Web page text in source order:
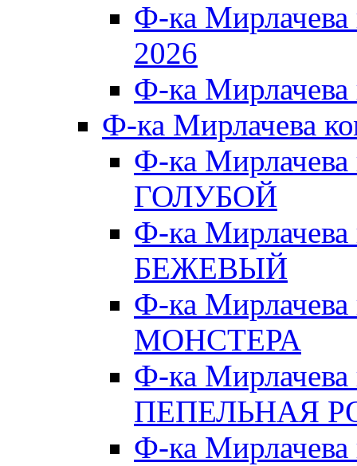
Ф-ка
2026
Ф-ка
Ф-ка Мирлачева
Ф-ка
ГОЛУБОЙ
Ф-ка
БЕЖЕВЫЙ
Ф-ка
МОНСТЕРА
Ф-ка
ПЕПЕЛЬНАЯ
Ф-ка